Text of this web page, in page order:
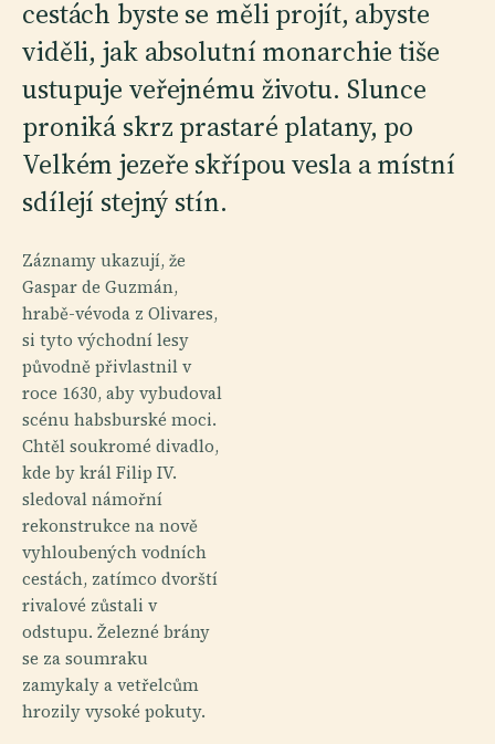
cestách byste se měli projít, abyste
viděli, jak absolutní monarchie tiše
ustupuje veřejnému životu. Slunce
proniká skrz prastaré platany, po
Velkém jezeře skřípou vesla a místní
sdílejí stejný stín.
Záznamy ukazují, že
Gaspar de Guzmán,
hrabě-vévoda z Olivares,
si tyto východní lesy
původně přivlastnil v
roce 1630, aby vybudoval
scénu habsburské moci.
Chtěl soukromé divadlo,
kde by král Filip IV.
sledoval námořní
rekonstrukce na nově
vyhloubených vodních
cestách, zatímco dvorští
rivalové zůstali v
odstupu. Železné brány
se za soumraku
zamykaly a vetřelcům
hrozily vysoké pokuty.